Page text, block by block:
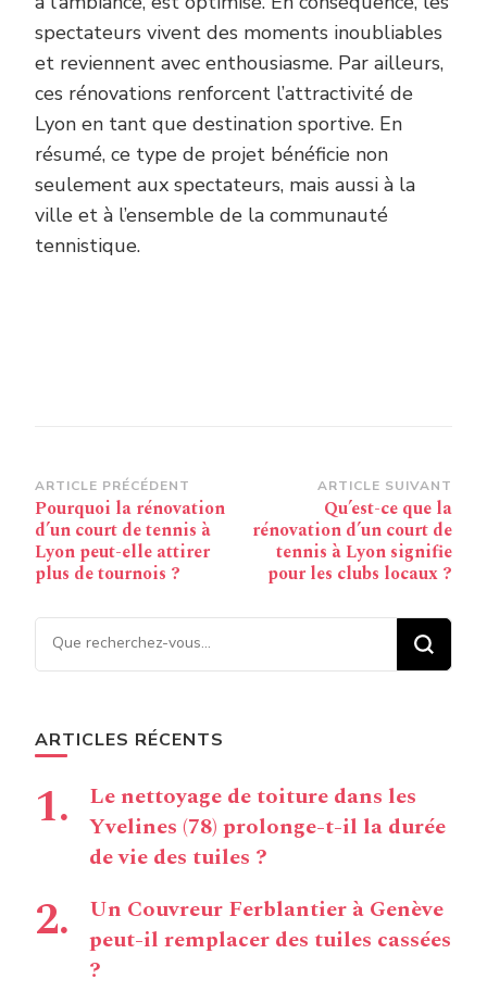
spectateurs vivent des moments inoubliables
et reviennent avec enthousiasme. Par ailleurs,
ces rénovations renforcent l’attractivité de
Lyon en tant que destination sportive. En
résumé, ce type de projet bénéficie non
seulement aux spectateurs, mais aussi à la
ville et à l’ensemble de la communauté
tennistique.
Navigation
d’article
ARTICLE PRÉCÉDENT
Pourquoi la rénovation
d’un court de tennis à
Lyon peut-elle attirer
plus de tournois ?
ARTICLE SUIVANT
Qu’est-ce que la
rénovation d’un court de
tennis à Lyon signifie
pour les clubs locaux ?
Vous recherchiez quelque
chose ?
ARTICLES RÉCENTS
Le nettoyage de toiture dans les
Yvelines (78) prolonge-t-il la durée
de vie des tuiles ?
Un Couvreur Ferblantier à Genève
peut-il remplacer des tuiles cassées
?